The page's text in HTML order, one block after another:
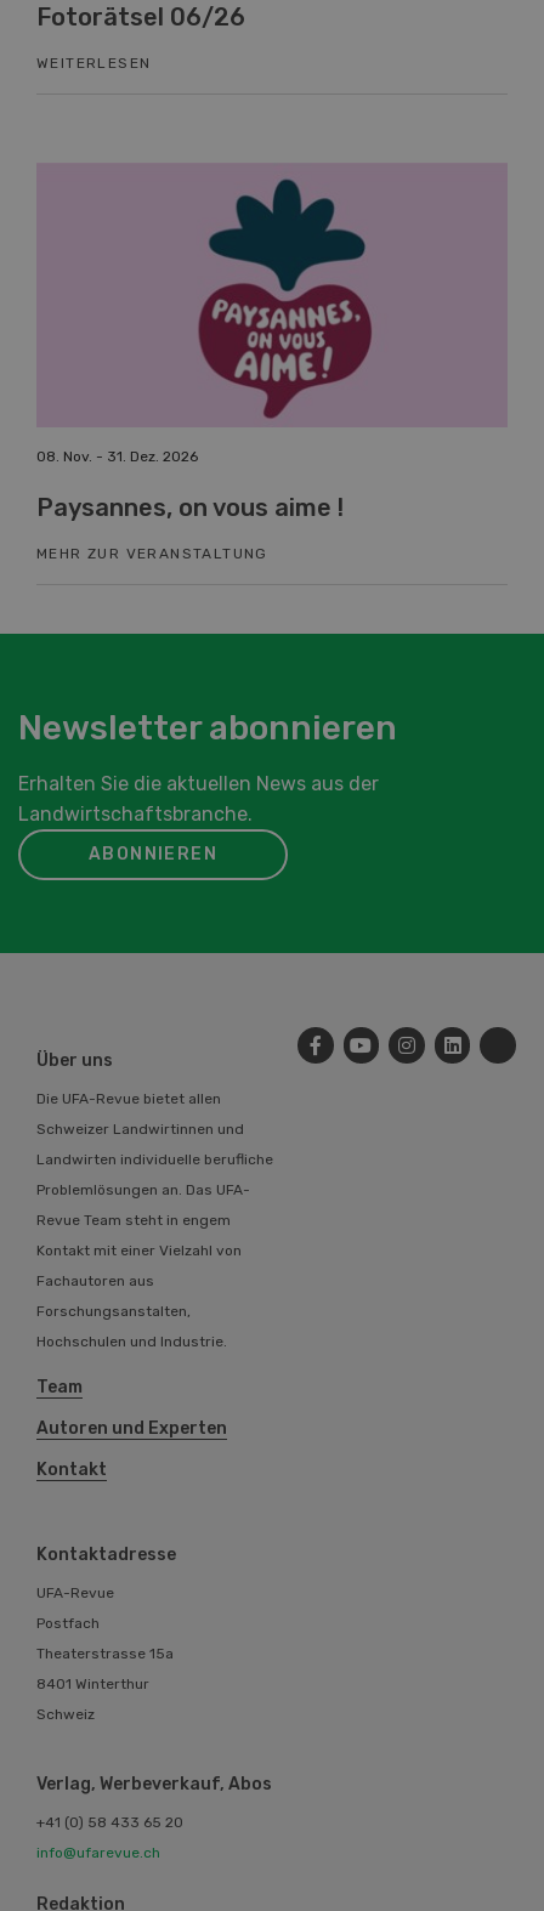
Fotorätsel 06/26
WEITERLESEN
08. Nov. - 31. Dez. 2026
Paysannes, on vous aime !
MEHR ZUR VERANSTALTUNG
Newsletter abonnieren
Erhalten Sie die aktuellen News aus der
Landwirtschaftsbranche.
ABONNIEREN
Über uns
Die UFA-Revue bietet allen
Schweizer Landwirtinnen und
Landwirten individuelle berufliche
Problemlösungen an. Das UFA-
Revue Team steht in engem
Kontakt mit einer Vielzahl von
Fachautoren aus
Forschungsanstalten,
Hochschulen und Industrie.
Team
Autoren und Experten
Kontakt
Kontaktadresse
UFA-Revue
Postfach
Theaterstrasse 15a
8401 Winterthur
Schweiz
Verlag, Werbeverkauf, Abos
+41 (0) 58 433 65 20
info@ufarevue.ch
Redaktion